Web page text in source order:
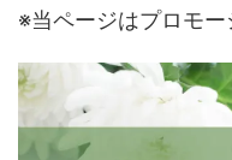
※当ページはプロモー